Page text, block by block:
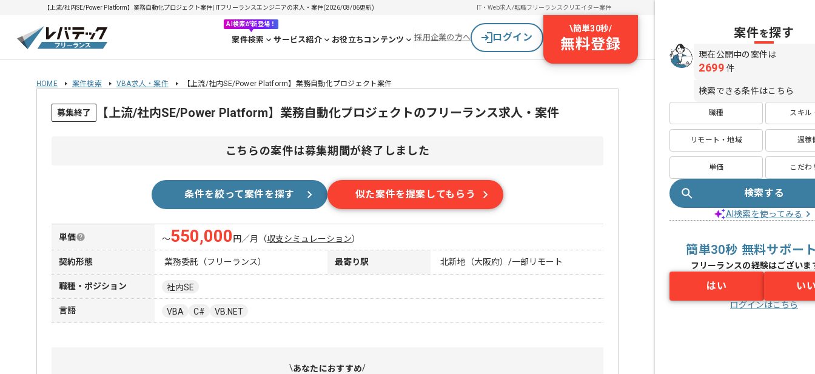
【上流/社内SE/Power Platform】業務自動化プロジェクト案件| ITフリーランスエンジニアの求人・案件(2026/08/06更新) IT・Web求人/転職フリーランスクリエイター案件
AI検索が新登場！
案件検索 サービス紹介 お役立ちコンテンツ 採用企業の方へ ログイン
\簡単30秒/
無料登録
HOME 案件検索 VBA求人・案件 【上流/社内SE/Power Platform】業務自動化プロジェクト案件
募集終了 【上流/社内SE/Power Platform】業務自動化プロジェクトのフリーランス求人・案件
こちらの案件は募集期間が終了しました
条件を絞って案件を探す 似た案件を提案してもらう
単価 〜550,000 円／月 （収支シミュレーション）
契約形態 業務委託（フリーランス） 最寄り駅 北新地（大阪府）/一部リモート
職種・ポジション 社内SE
言語 VBA C# VB.NET
あなたにおすすめ
案件を探す
現在公開中の案件は
2699 件
検索できる条件はこちら
職種 スキル
リモート・地域 週稼
単価 こだわ
検索する
AI検索を使ってみる
簡単30秒 無料サポー
フリーランスの経験はございま
はい い
ログインはこちら